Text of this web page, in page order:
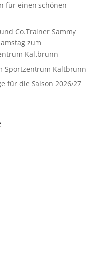
für einen schönen
Co.Trainer Sammy
zum
Kaltbrunn
Sportzentrum Kaltbrunn
für die Saison 2026/27